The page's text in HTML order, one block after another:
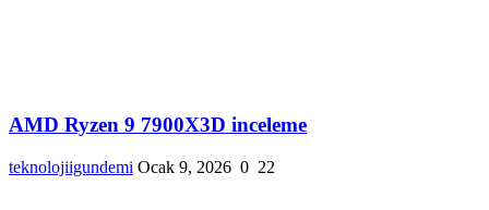
AMD Ryzen 9 7900X3D inceleme
teknolojiigundemi Ocak 9, 2026 0 22